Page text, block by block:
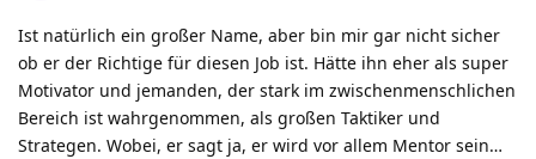
Ist natürlich ein großer Name, aber bin mir gar nicht sicher
ob er der Richtige für diesen Job ist. Hätte ihn eher als super
Motivator und jemanden, der stark im zwischenmenschlichen
Bereich ist wahrgenommen, als großen Taktiker und
Strategen. Wobei, er sagt ja, er wird vor allem Mentor sein…